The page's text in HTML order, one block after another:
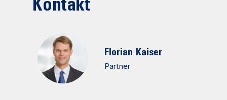
Kontakt
Florian Kaiser
Partner